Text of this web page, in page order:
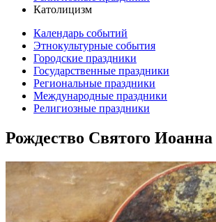
Католицизм
Календарь событий
Этнокультурные события
Городские праздники
Государственные праздники
Региональные праздники
Международные праздники
Религиозные праздники
Рождество Святого